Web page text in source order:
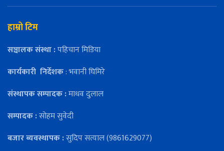
हाम्रो टिम
सञ्चालक संस्था :पहिचान मिडिया
कार्यकारी निर्देशक: भवानी घिमिरे
संस्थापक सम्पादक :माधव दुलाल
सम्पादक :सोहम सुवेदी
बजार ब्यवस्थापक :सुदिप सत्याल (9861629077)